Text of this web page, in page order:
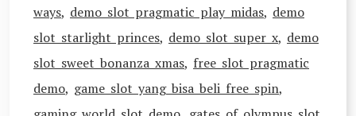
ways, demo slot pragmatic play midas, demo
slot starlight princes, demo slot super x, demo
slot sweet bonanza xmas, free slot pragmatic
demo, game slot yang bisa beli free spin,